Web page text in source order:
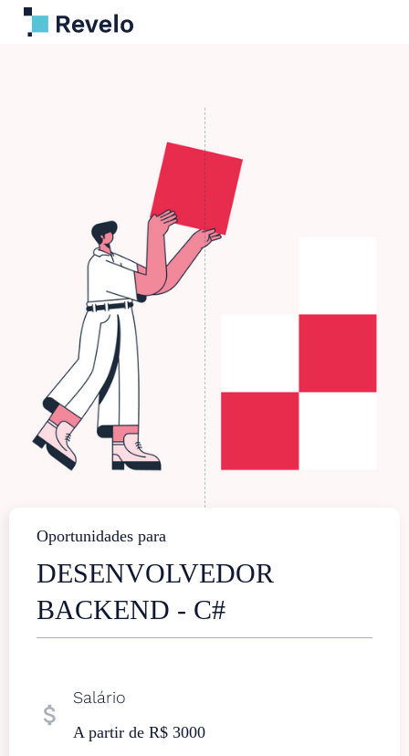
Oportunidades para
DESENVOLVEDOR
BACKEND - C#
attach_money
Salário
A partir de R$ 3000